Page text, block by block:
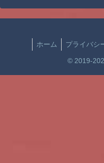
ホーム プライバシ
© 2019-